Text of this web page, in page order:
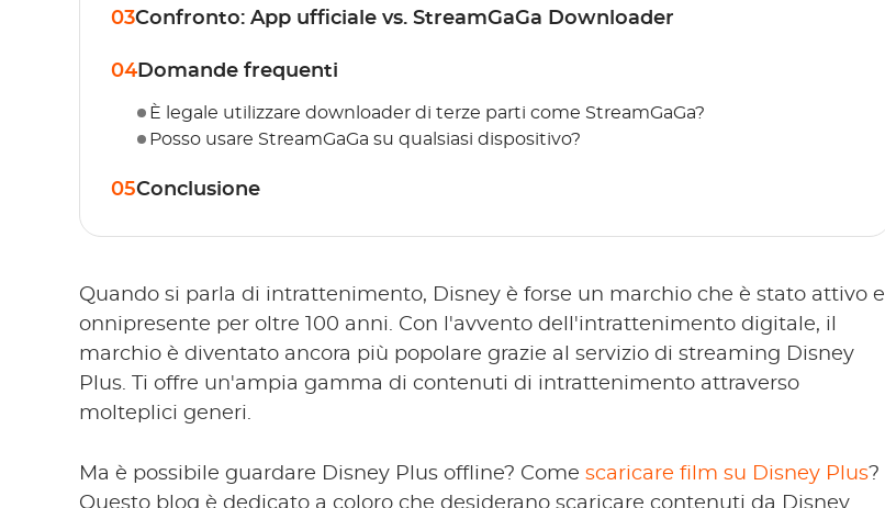
03Confronto: App ufficiale vs. StreamGaGa Downloader
04 Domande frequenti
È legale utilizzare downloader di terze parti come StreamGaGa?
Posso usare StreamGaGa su qualsiasi dispositivo?
05Conclusione
Quando si parla di intrattenimento, Disney è forse un marchio che è stato attivo e
onnipresente per oltre 100 anni. Con l'avvento dell'intrattenimento digitale, il
marchio è diventato ancora più popolare grazie al servizio di streaming Disney
Plus. Ti offre un'ampia gamma di contenuti di intrattenimento attraverso
molteplici generi.
Ma è possibile guardare Disney Plus offline? Come scaricare film su Disney Plus?
Questo blog è dedicato a coloro che desiderano scaricare contenuti da Disney